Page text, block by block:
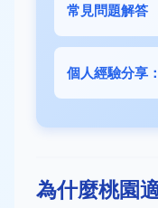
常見問題解答
個人經驗分享
為什麼桃園